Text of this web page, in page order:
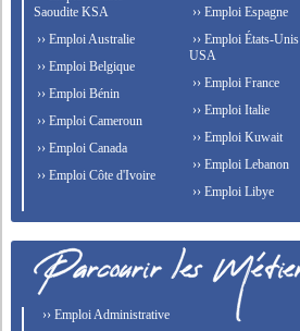
Saoudite KSA
›› Emploi Australie
›› Emploi Belgique
›› Emploi Bénin
›› Emploi Cameroun
›› Emploi Canada
›› Emploi Côte d'Ivoire
›› Emploi Espagne
›› Emploi États-Unis
USA
›› Emploi France
›› Emploi Italie
›› Emploi Kuwait
›› Emploi Lebanon
›› Emploi Libye
›› Emploi Administrative